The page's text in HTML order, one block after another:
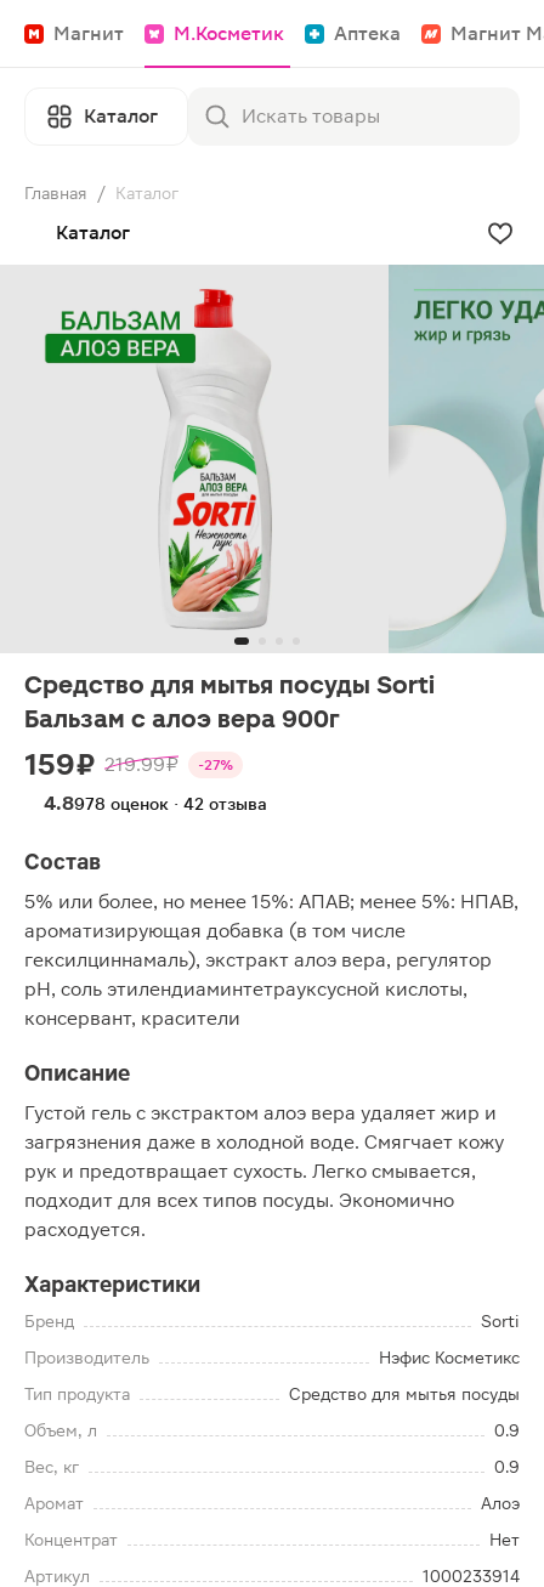
Магнит М.Косметик Аптека Магнит
Каталог
Главная / Каталог
Каталог
Средство для мытья посуды Sorti
Бальзам с алоэ вера 900г
159 ₽ 219.99 ₽ -27%
4.8978 оценок · 42 отзыва
Состав
5% или более, но менее 15%: АПАВ; менее 5%: НПАВ,
ароматизирующая добавка (в том числе
гексилциннамаль), экстракт алоэ вера, регулятор
рH, соль этилендиаминтетрауксусной кислоты,
консервант, красители
Описание
Густой гель с экстрактом алоэ вера удаляет жир и
загрязнения даже в холодной воде. Смягчает кожу
рук и предотвращает сухость. Легко смывается,
подходит для всех типов посуды. Экономично
расходуется.
Характеристики
Бренд
Sorti
Производитель
Нэфис Косметикс
Тип продукта
Средство для мытья посуды
Объем, л
0.9
Вес, кг
0.9
Аромат
Алоэ
Концентрат
Нет
Артикул
1000233914